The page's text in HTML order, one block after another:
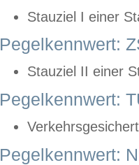
Stauziel I einer
Pegelkennwert:
Stauziel II einer
Pegelkennwert:
Pegelkennwert: